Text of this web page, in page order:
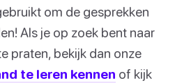
om de gesprekken
Als je op zoek bent naar
praten, bekijk dan onze
te leren kennen of kijk